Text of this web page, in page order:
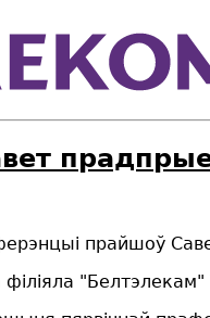
прайшоў
"Белтэлекам"